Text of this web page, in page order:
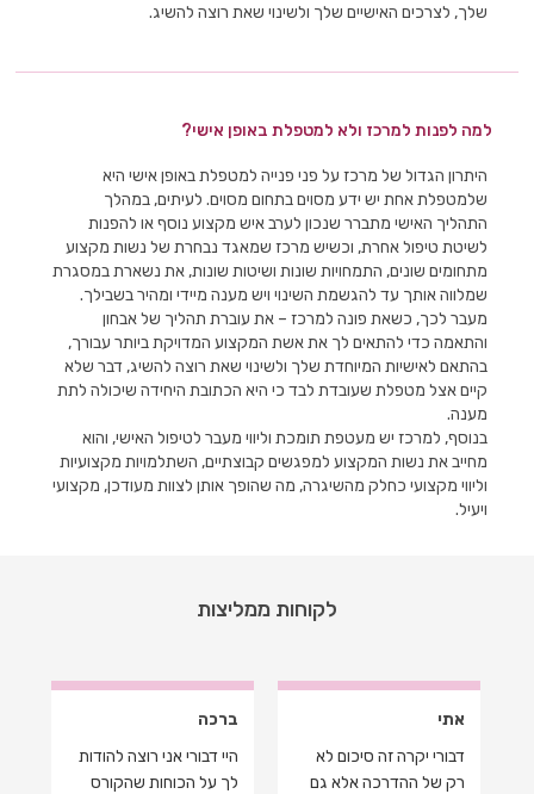
שלך, לצרכים האישיים שלך ולשינוי שאת רוצה להשיג.
למה לפנות למרכז ולא למטפלת באופן אישי?
היתרון הגדול של מרכז על פני פנייה למטפלת באופן אישי היא
שלמטפלת אחת יש ידע מסוים בתחום מסוים. לעיתים, במהלך
התהליך האישי מתברר שנכון לערב איש מקצוע נוסף או להפנות
לשיטת טיפול אחרת, וכשיש מרכז שמאגד נבחרת של נשות מקצוע
מתחומים שונים, התמחויות שונות ושיטות שונות, את נשארת במסגרת
שמלווה אותך עד להגשמת השינוי ויש מענה מיידי ומהיר בשבילך.
מעבר לכך, כשאת פונה למרכז – את עוברת תהליך של אבחון
והתאמה כדי להתאים לך את אשת המקצוע המדויקת ביותר עבורך,
בהתאם לאישיות המיוחדת שלך ולשינוי שאת רוצה להשיג, דבר שלא
קיים אצל מטפלת שעובדת לבד כי היא הכתובת היחידה שיכולה לתת
מענה.
בנוסף, למרכז יש מעטפת תומכת וליווי מעבר לטיפול האישי, והוא
מחייב את נשות המקצוע למפגשים קבוצתיים, השתלמויות מקצועיות
וליווי מקצועי כחלק מהשיגרה, מה שהופך אותן לצוות מעודכן, מקצועי
ויעיל.
לקוחות ממליצות
אתי
דבורי יקרה זה סיכום לא
רק של ההדרכה אלא גם
ברכה
היי דבורי אני רוצה להודות
לך על הכוחות שהקורס